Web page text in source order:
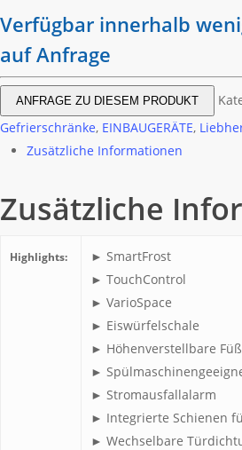
Verfügbar innerhalb
auf Anfrage
ANFRAGE ZU DIESEM PRODUKT
Gefrierschränke, EINBAUGERÄTE,
Zusätzliche Informationen
Zusätzliche
Highlights:
► SmartFrost
► TouchControl
► VarioSpace
► Eiswürfelschale
► Höhenverstellbare
►
► Stromausfallalarm
► Integrierte Schienen
► Wechselbare